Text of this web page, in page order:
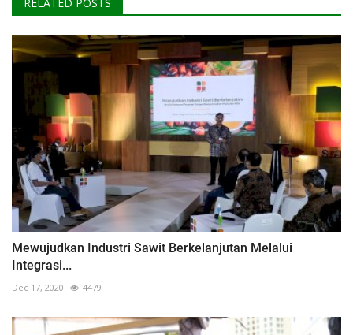
Mewujudkan Industri Sawit Berkelanjutan Melalui
Integrasi...
Dec 17, 2020 4479